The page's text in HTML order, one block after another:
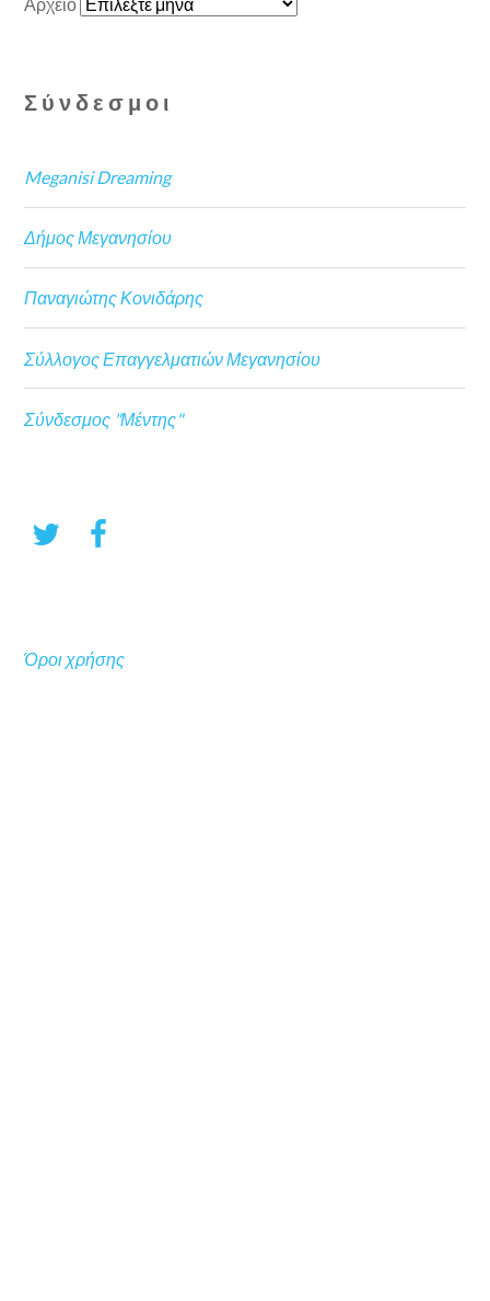
Αρχείο
Σύνδεσμοι
Meganisi Dreaming
Δήμος Μεγανησίου
Παναγιώτης Κονιδάρης
Σύλλογος Επαγγελματιών Μεγανησίου
Σύνδεσμος "Μέντης"
Όροι χρήσης